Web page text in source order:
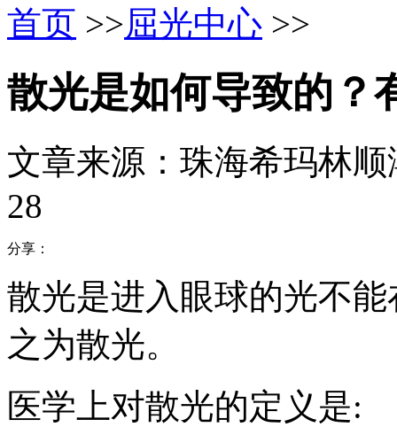
首页 >>屈光中心 >>
散光是如何导致的？
文章来源：珠海希玛林
28
分享：
散光是进入眼球的光不
之为散光。
医学上对散光的定义是: